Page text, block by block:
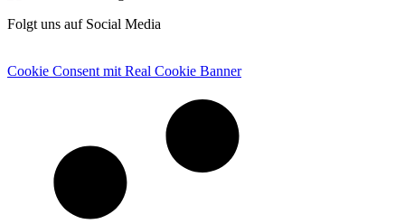
Folgt uns auf Social Media
Cookie Consent mit Real Cookie Banner